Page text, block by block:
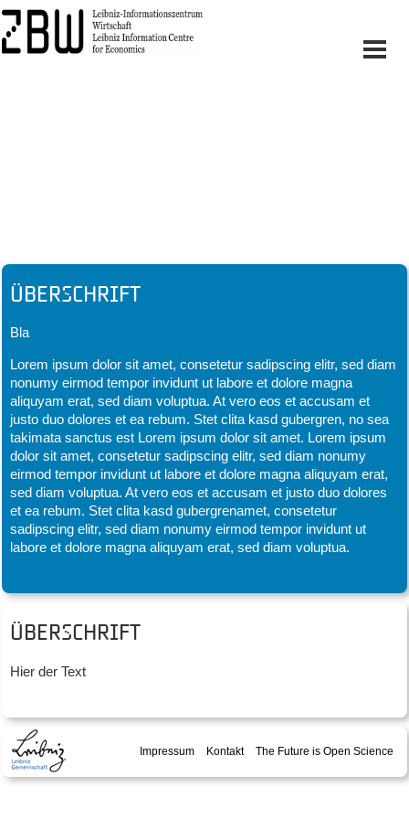
Überschrift
Bla
Lorem ipsum dolor sit amet, consetetur sadipscing elitr, sed diam
nonumy eirmod tempor invidunt ut labore et dolore magna
aliquyam erat, sed diam voluptua. At vero eos et accusam et
justo duo dolores et ea rebum. Stet clita kasd gubergren, no sea
takimata sanctus est Lorem ipsum dolor sit amet. Lorem ipsum
dolor sit amet, consetetur sadipscing elitr, sed diam nonumy
eirmod tempor invidunt ut labore et dolore magna aliquyam erat,
sed diam voluptua. At vero eos et accusam et justo duo dolores
et ea rebum. Stet clita kasd gubergrenamet, consetetur
sadipscing elitr, sed diam nonumy eirmod tempor invidunt ut
labore et dolore magna aliquyam erat, sed diam voluptua.
Überschrift
Hier der Text
Impressum Kontakt The Future is Open Science